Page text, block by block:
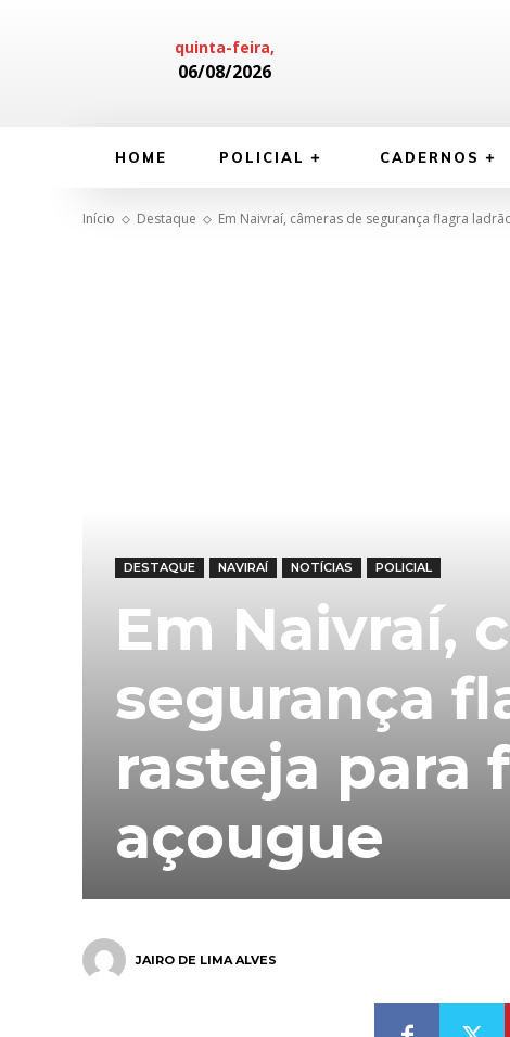
quinta-feira,
06/08/2026
HOME POLICIAL CADERNOS
Início Destaque Em Naivraí, câmeras de segurança flagra
DESTAQUE NAVIRAÍ NOTÍCIAS POLICIAL
Em Naivraí,
segurança
rasteja para
açougue
JAIRO DE LIMA ALVES